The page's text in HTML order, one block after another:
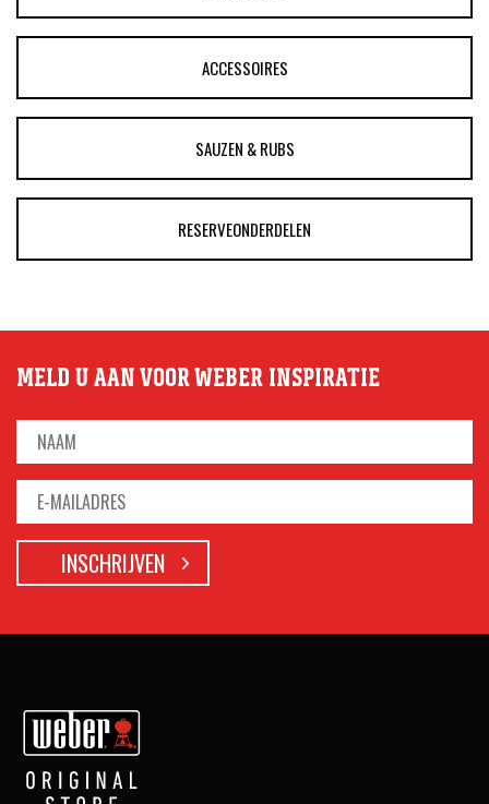
ACCESSOIRES
SAUZEN & RUBS
RESERVEONDERDELEN
MELD U AAN VOOR WEBER INSPIRATIE